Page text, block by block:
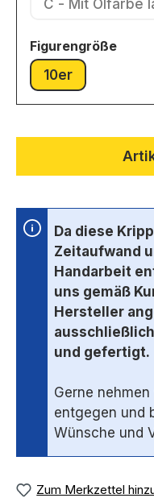
C - Mit
Figurengröße
10er
(Diese Option
Da diese
Zeitaufwand
Handarbeit
uns gemäß
Hersteller
und gefertigt.
Gerne
entgegen und
Wünsche und
Zum Merkzettel